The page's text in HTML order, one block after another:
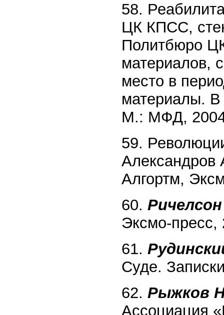
58.
ЦК КПСС,
Политбюро
материалов,
место в
материалы. В
М.: МФД,
59.
Алгортм,
60.
Эксмо-пресс,
61.
Суде.
62. Рыжков
Ассоциация